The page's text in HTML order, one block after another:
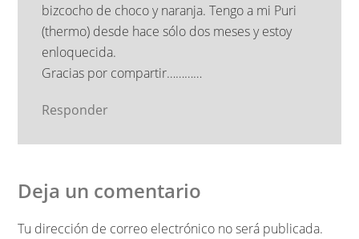
bizcocho de choco y naranja. Tengo a mi Puri
(thermo) desde hace sólo dos meses y estoy
enloquecida.
Gracias por compartir…………
Responder
Deja un comentario
Tu dirección de correo electrónico no será publicada.